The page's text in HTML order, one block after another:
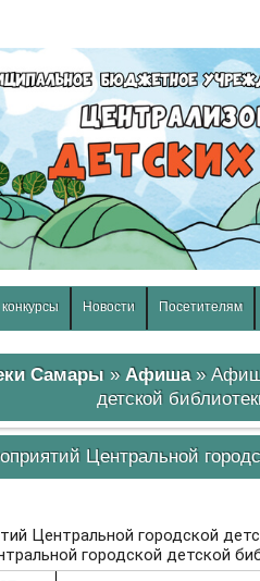
Новости Посетителям
Самары» Афиша»
детской
Центральной